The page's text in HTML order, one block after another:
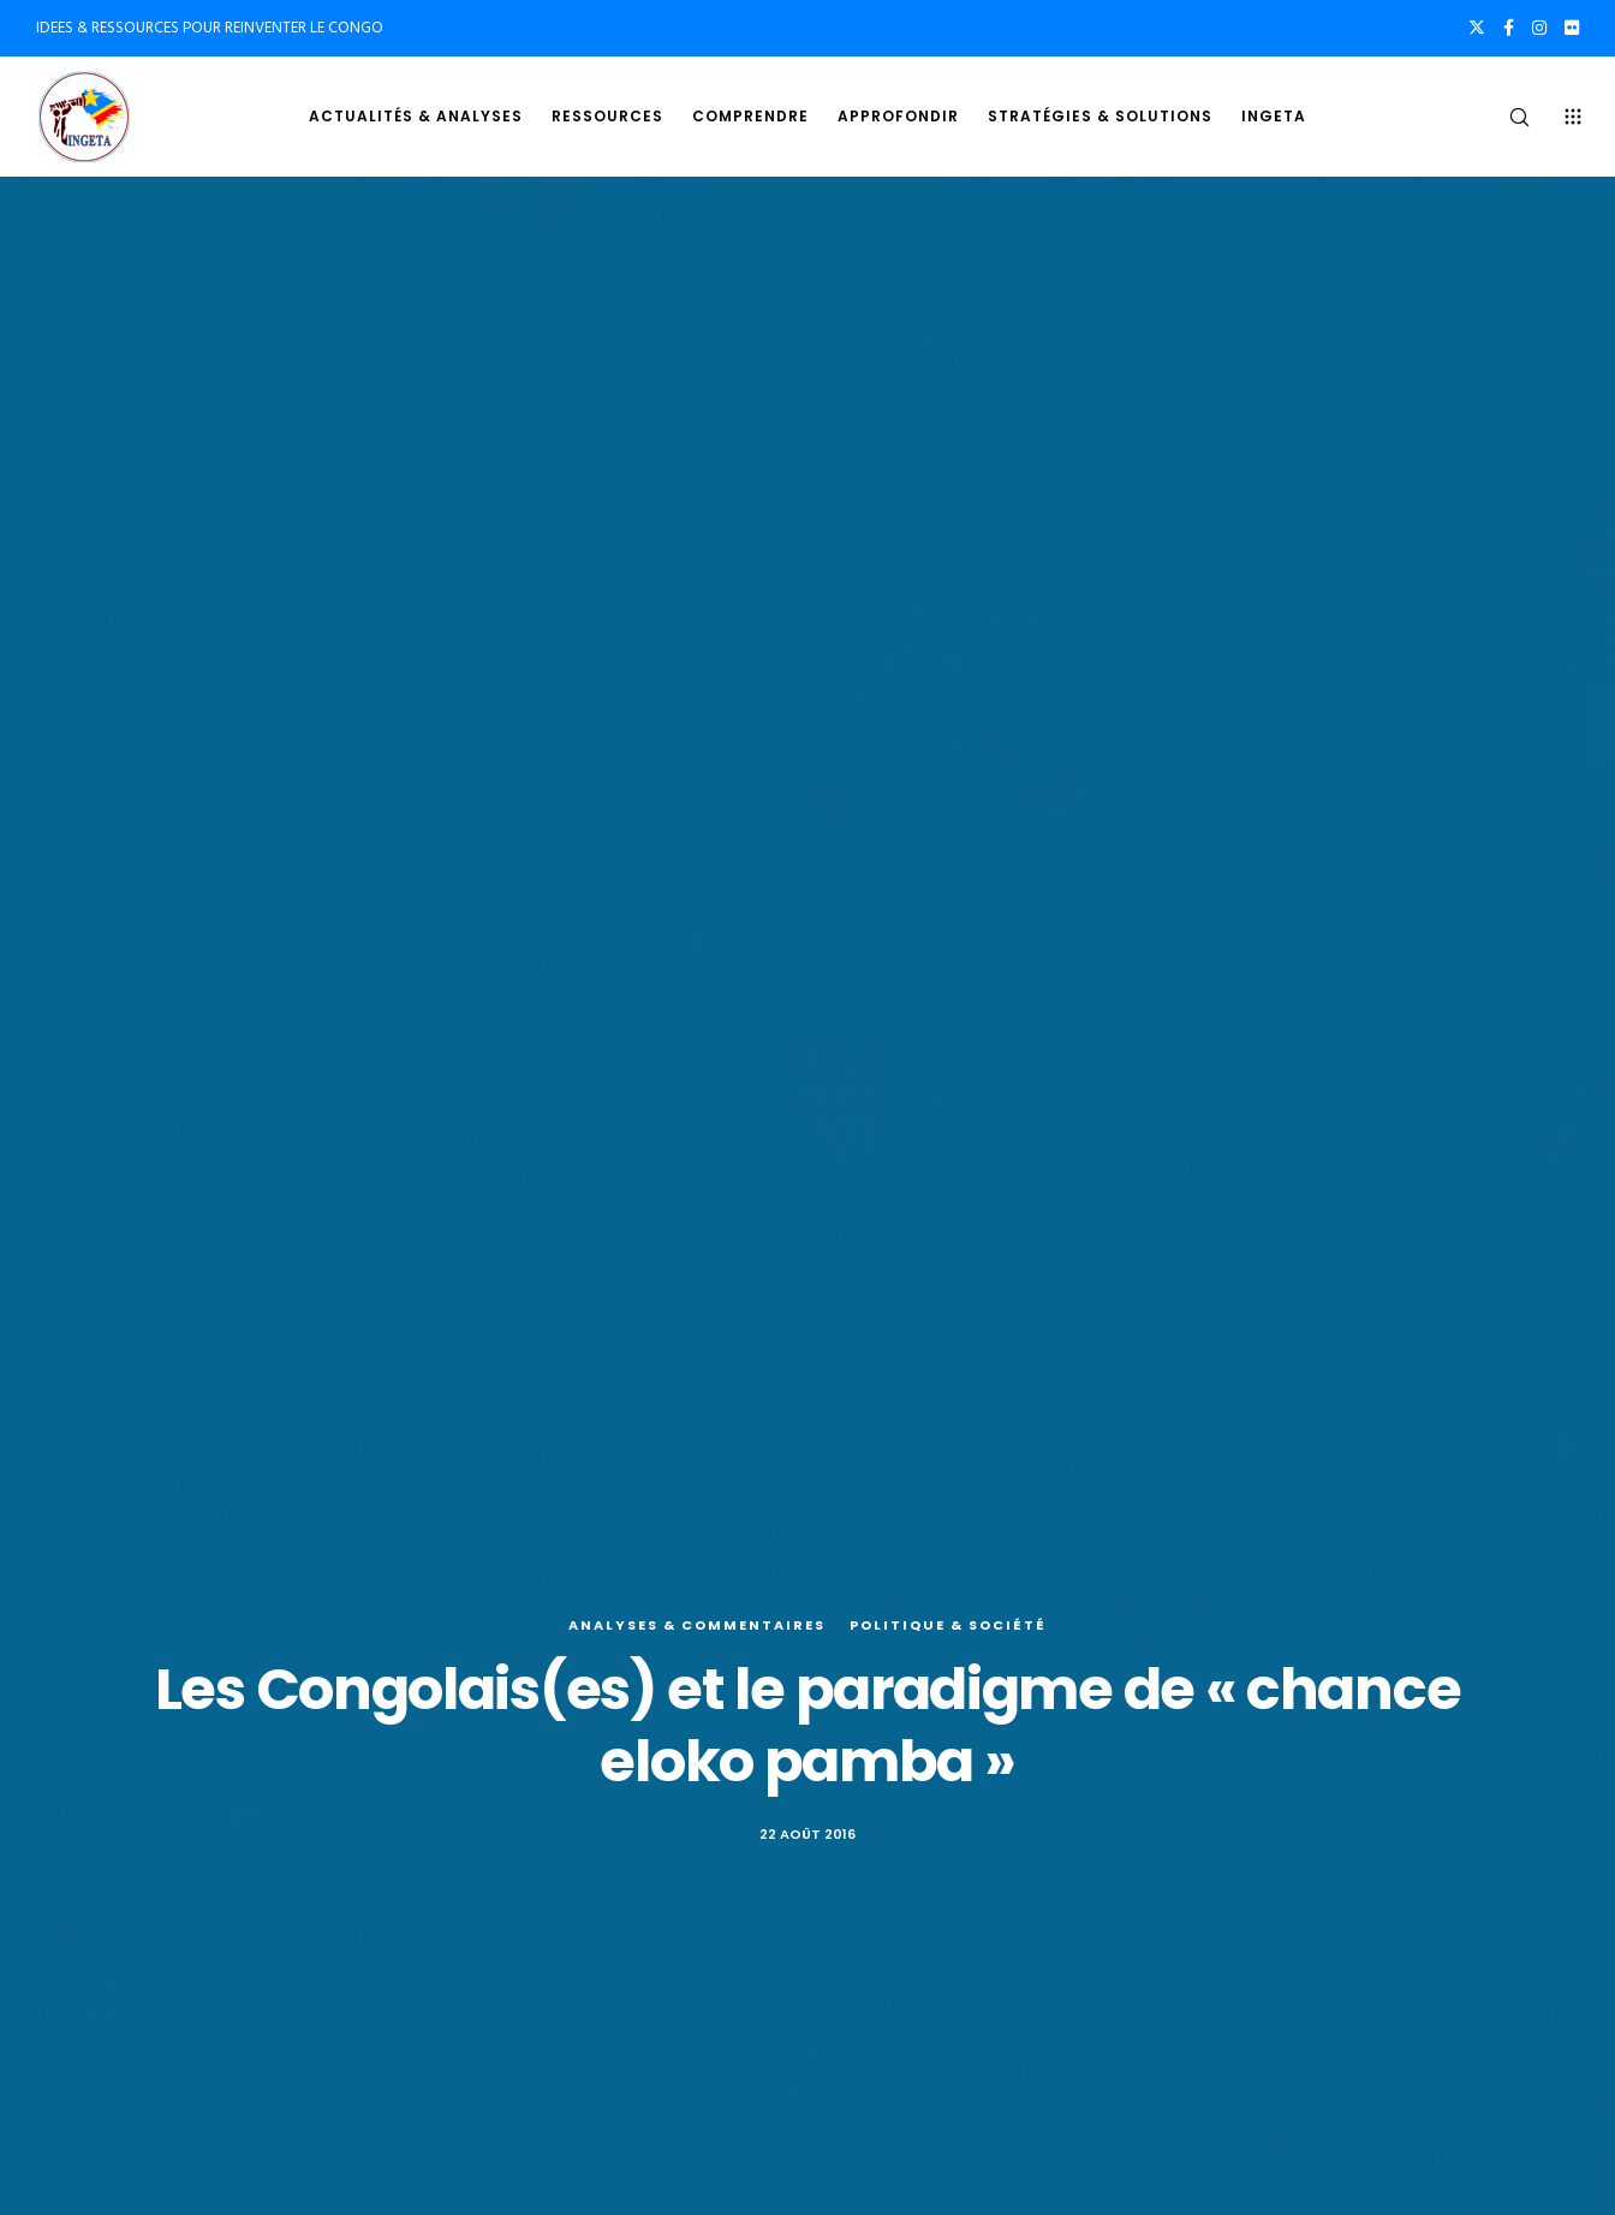
IDEES & RESSOURCES POUR REINVENTER LE CONGO
ACTUALITÉS & ANALYSES RESSOURCES COMPRENDRE APPROFONDIR STRATÉGIES & SOLUTIONS INGETA
ANALYSES & COMMENTAIRES POLITIQUE & SOCIÉTÉ
Les Congolais(es) et le paradigme de « chance
eloko pamba »
22 AOÛT 2016